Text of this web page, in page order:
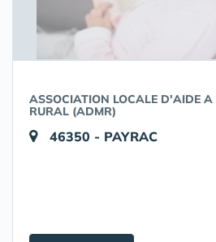
ASSOCIATION LOCALE D'AIDE A
RURAL (ADMR)
46350 - PAYRAC